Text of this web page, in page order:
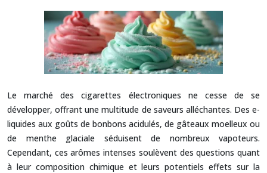
Le marché des cigarettes électroniques ne cesse de se
développer, offrant une multitude de saveurs alléchantes. Des e-
liquides aux goûts de bonbons acidulés, de gâteaux moelleux ou
de menthe glaciale séduisent de nombreux vapoteurs.
Cependant, ces arômes intenses soulèvent des questions quant
à leur composition chimique et leurs potentiels effets sur la